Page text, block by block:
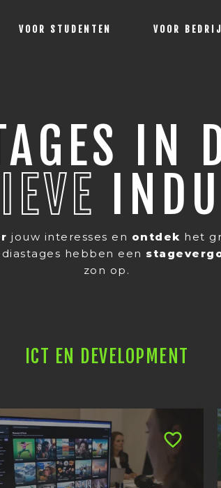
VOOR STUDENTEN VOOR
IN
jouw interesses en ontdek het
hebben een
zon op.
ICT EN DEVELOPMENT